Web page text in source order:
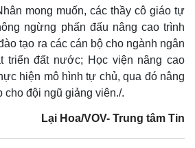
mong muốn, các thầy cô giáo tự
ngừng phấn đấu nâng cao trình
tạo ra các cán bộ cho ngành ngân
triển đất nước; Học viện nâng cao
hiện mô hình tự chủ, qua đó nâng
cho đội ngũ giảng viên./.
Lại Hoa/VOV- Trung tâm Tin